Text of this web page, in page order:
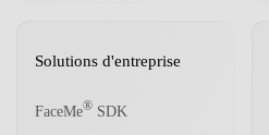
Solutions d'entreprise
FaceMe® SDK